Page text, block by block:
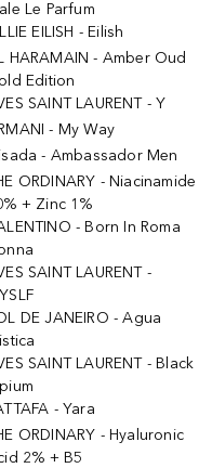
Le Parfum
EILISH - Eilish
HARAMAIN - Amber Oud
Edition
SAINT LAURENT - Y
- My Way
- Ambassador Men
ORDINARY - Niacinamide
+ Zinc 1%
- Born In Roma
SAINT LAURENT -
DE JANEIRO - Agua
SAINT LAURENT - Black
- Yara
ORDINARY - Hyaluronic
2% + B5